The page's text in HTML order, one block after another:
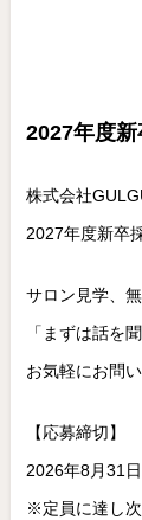
2027年度
株式会社
2027年度新卒
サロン見学、
「まずは話を
お気軽にお問
【応募締切】
2026年8月31日
※定員に達し次